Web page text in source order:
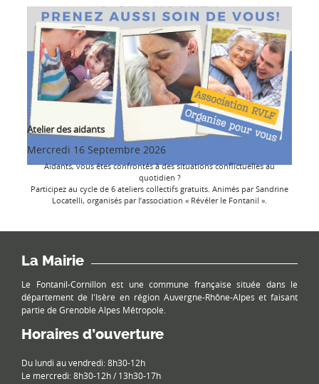
Atelier des aidants
Mercredi 16 Septembre 2026
Aidants, vous êtes confrontés à des situations conflictuelles au
quotidien ?
Participez au cycle de 6 ateliers collectifs gratuits. Animés par Sandrine
Locatelli, organisés par l’association « Révéler le Fontanil ».
La Mairie
Le Fontanil-Cornillon est une commune française située dans le
département de l'Isère en région Auvergne-Rhône-Alpes et faisant
partie de Grenoble Alpes Métropole.
Horaires d’ouverture
Du lundi au vendredi: 8h30-12h
Le mercredi: 8h30-12h / 13h30-17h